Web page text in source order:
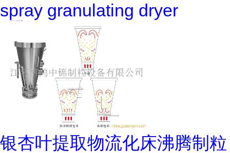
spray granulating dryer
银杏叶提取物流化床沸腾制粒